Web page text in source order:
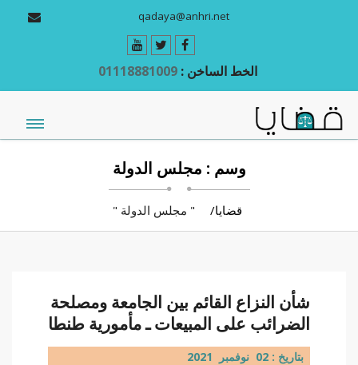
qadaya@anhri.net
الخط الساخن :
وسم : مجلس الدولة
قضايا " مجلس الدولة "
شأن النزاع القائم بين الجامعة ومصلحة
الضرائب على المبيعات ـ مأمورية طنطا
بتاريخ : 02 نوفمبر 2021